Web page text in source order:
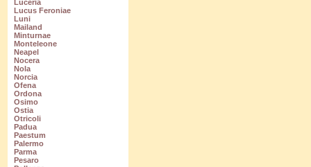
Luceria
Lucus Feroniae
Luni
Mailand
Minturnae
Monteleone
Neapel
Nocera
Nola
Norcia
Ofena
Ordona
Osimo
Ostia
Otricoli
Padua
Paestum
Palermo
Parma
Pesaro